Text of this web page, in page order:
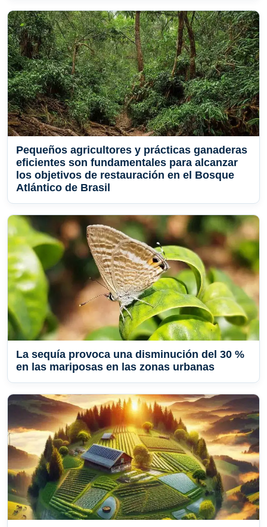
Pequeños agricultores y prácticas ganaderas
eficientes son fundamentales para alcanzar
los objetivos de restauración en el Bosque
Atlántico de Brasil
La sequía provoca una disminución del 30 %
en las mariposas en las zonas urbanas